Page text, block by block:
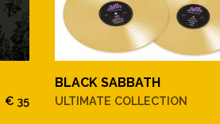
€ 35
BLACK SABBATH
ULTIMATE COLLECTION